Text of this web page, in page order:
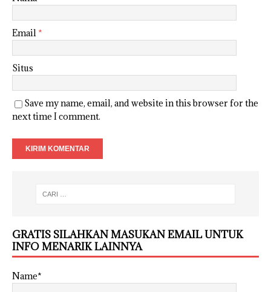
Email *
Situs
Save my name, email, and website in this browser for the
next time I comment.
GRATIS SILAHKAN MASUKAN EMAIL UNTUK
INFO MENARIK LAINNYA
Name*